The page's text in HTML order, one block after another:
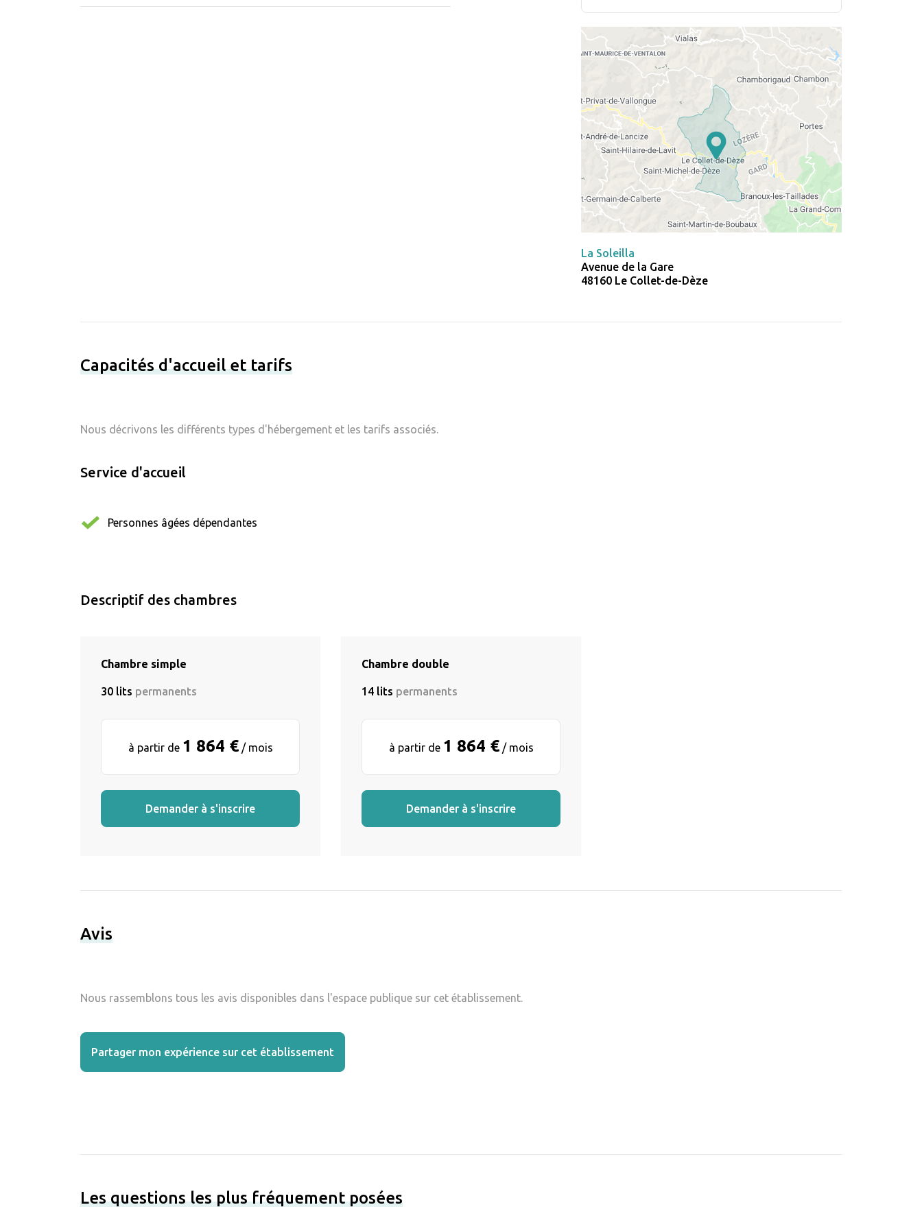
La Soleilla
Avenue de la Gare
48160 Le Collet-de-Dèze
Capacités d'accueil et tarifs
Nous décrivons les différents types d'hébergement et les tarifs associés.
Service d'accueil
Personnes âgées dépendantes
Descriptif des chambres
Chambre simple
30 lits permanents
à partir de 1 864 €/ mois
Demander à s'inscrire
Chambre double
14 lits permanents
à partir de 1 864 €/ mois
Demander à s'inscrire
Avis
Nous rassemblons tous les avis disponibles dans l'espace publique sur cet établissement.
Partager mon expérience sur cet établissement
Les questions les plus fréquement posées